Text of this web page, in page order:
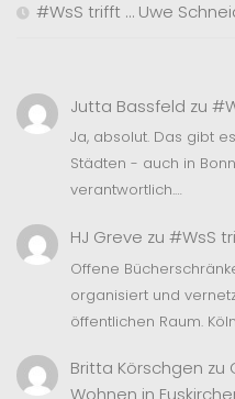
#WsS trifft … Uwe
Jutta Bassfeld zu
Ja, absolut. Das gibt
Städten - auch in
verantwortlich.…
HJ Greve zu #WsS
Offene
organisiert und
öffentlichen Raum.
Britta Körschgen zu
Wohnen in